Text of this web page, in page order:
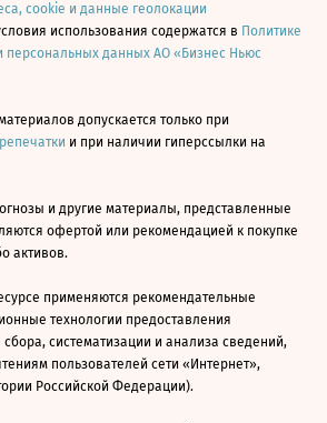
cookie и данные геолокации
использования содержатся в Политике
персональных данных АО «Бизнес Ньюс
допускается только при
и при наличии гиперссылки на
и другие материалы, представленные
офертой или рекомендацией к покупке
активов.
применяются рекомендательные
технологии предоставления
систематизации и анализа сведений,
пользователей сети «Интернет»,
Российской Федерации).